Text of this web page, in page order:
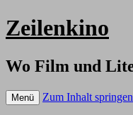
Zeilenkino
Wo Film und
Menü Zum Inhalt springen